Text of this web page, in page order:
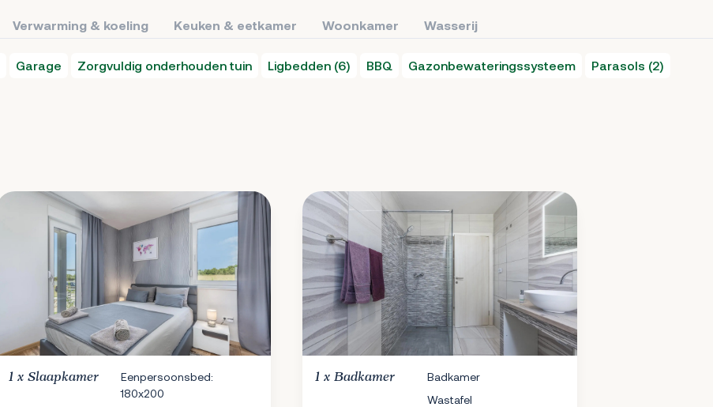
Verwarming & koeling Keuken & eetkamer Woonkamer Wasserij
Garage Zorgvuldig onderhouden tuin Ligbedden (6) BBQ Gazonbewateringssysteem Parasols (2)
1 x Slaapkamer
Eenpersoonsbed:
180x200
1 x Badkamer
Badkamer
Wastafel